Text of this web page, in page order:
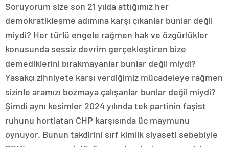
Soruyorum size son 21 yılda attığımız her
demokratikleşme adımına karşı çıkanlar bunlar değil
miydi? Her türlü engele rağmen hak ve özgürlükler
konusunda sessiz devrim gerçekleştiren bize
demediklerini bırakmayanlar bunlar değil miydi?
Yasakçı zihniyete karşı verdiğimiz mücadeleye rağmen
sizinle aramızı bozmaya çalışanlar bunlar değil miydi?
Şimdi aynı kesimler 2024 yılında tek partinin faşist
ruhunu hortlatan CHP karşısında üç maymunu
oynuyor. Bunun takdirini sırf kimlik siyaseti sebebiyle